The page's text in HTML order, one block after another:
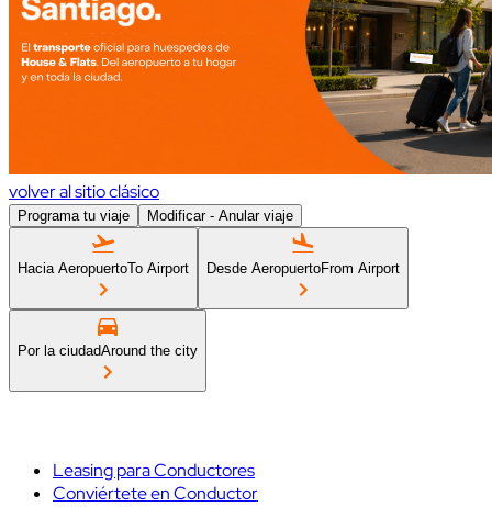
volver al sitio clásico
Programa tu viaje Modificar - Anular viaje
Hacia AeropuertoTo Airport Desde AeropuertoFrom Airport
Por la ciudadAround the city
Leasing para Conductores
Conviértete en Conductor